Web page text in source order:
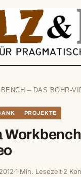
– DAS BOHR-
PROJEKTE
1 Min. Lesezeit 2